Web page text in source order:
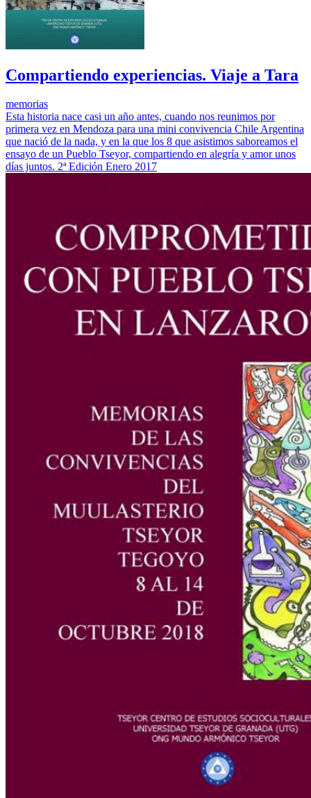
Compartiendo experiencias. Viaje a Tara
memorias
Esta historia nace casi un año antes, cuando nos reunimos por
primera vez en Mendoza para una mini convivencia Chile Argentina
que nació de la nada, y en la que los 8 que asistimos saboreamos el
ensayo de un Pueblo Tseyor, compartiendo en alegría y amor unos
días juntos. 2ª Edición Enero 2017